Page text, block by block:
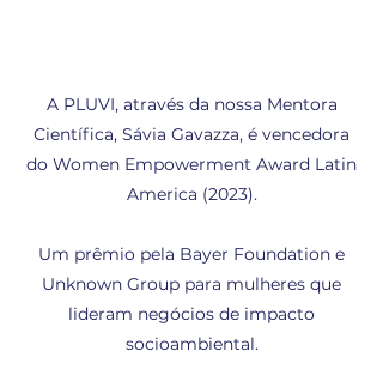
A PLUVI, através da nossa Mentora
Científica, Sávia Gavazza, é vencedora
do Women Empowerment Award Latin
America (2023).
Um prêmio pela Bayer Foundation e
Unknown Group para mulheres que
lideram negócios de impacto
socioambiental.